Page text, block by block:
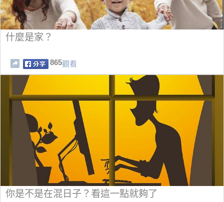
什麼是家？
865觀看
你是不是在混日子？看這一點就夠了